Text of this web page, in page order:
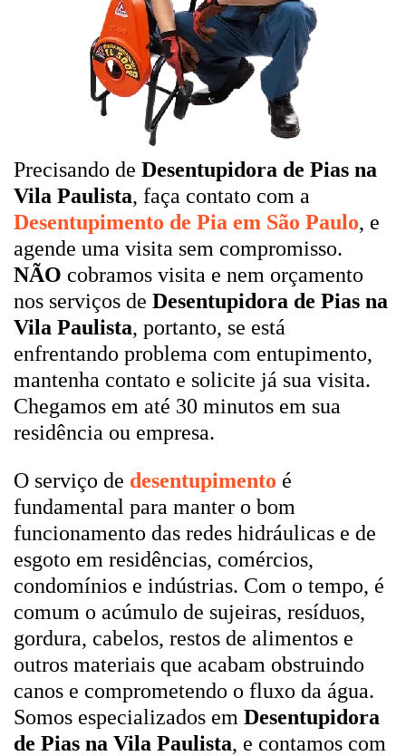
Precisando de Desentupidora de Pias na
Vila Paulista, faça contato com a
Desentupimento de Pia em São Paulo, e
agende uma visita sem compromisso.
NÃO cobramos visita e nem orçamento
nos serviços de Desentupidora de Pias na
Vila Paulista, portanto, se está
enfrentando problema com entupimento,
mantenha contato e solicite já sua visita.
Chegamos em até 30 minutos em sua
residência ou empresa.
O serviço de desentupimento é
fundamental para manter o bom
funcionamento das redes hidráulicas e de
esgoto em residências, comércios,
condomínios e indústrias. Com o tempo, é
comum o acúmulo de sujeiras, resíduos,
gordura, cabelos, restos de alimentos e
outros materiais que acabam obstruindo
canos e comprometendo o fluxo da água.
Somos especializados em Desentupidora
de Pias na Vila Paulista, e contamos com